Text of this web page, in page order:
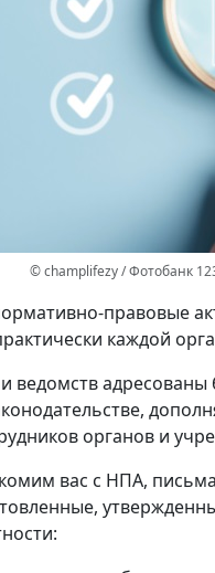
© champlifezy / Фотобанк
правовые
каждой
ведомств
органов и
вас с НПА,